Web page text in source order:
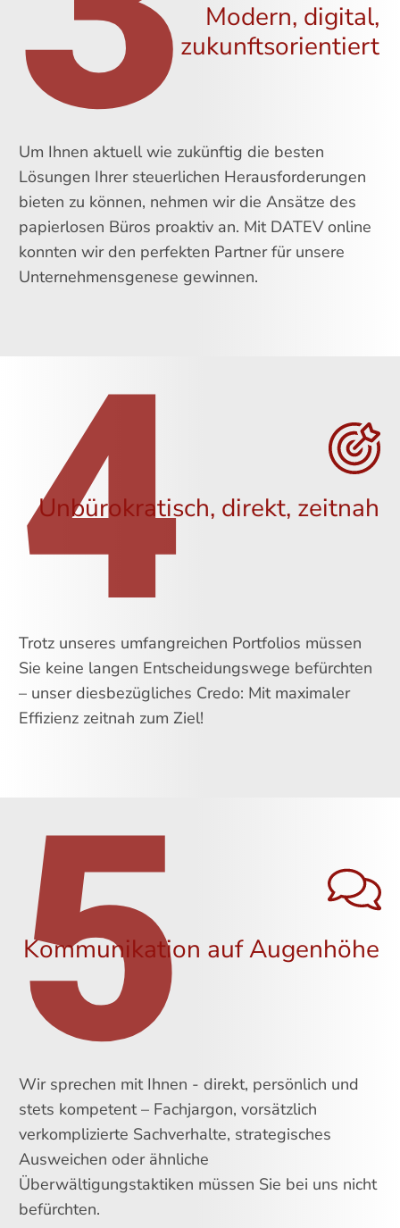
Modern, digital,
zukunftsorientiert
Um Ihnen aktuell wie zukünftig die besten
Lösungen Ihrer steuerlichen Herausforderungen
bieten zu können, nehmen wir die Ansätze des
papierlosen Büros proaktiv an. Mit DATEV online
konnten wir den perfekten Partner für unsere
Unternehmensgenese gewinnen.
4
Unbürokratisch, direkt, zeitnah
Trotz unseres umfangreichen Portfolios müssen
Sie keine langen Entscheidungswege befürchten
– unser diesbezügliches Credo: Mit maximaler
Effizienz zeitnah zum Ziel!
5
Kommunikation auf Augenhöhe
Wir sprechen mit Ihnen - direkt, persönlich und
stets kompetent – Fachjargon, vorsätzlich
verkomplizierte Sachverhalte, strategisches
Ausweichen oder ähnliche
Überwältigungstaktiken müssen Sie bei uns nicht
befürchten.